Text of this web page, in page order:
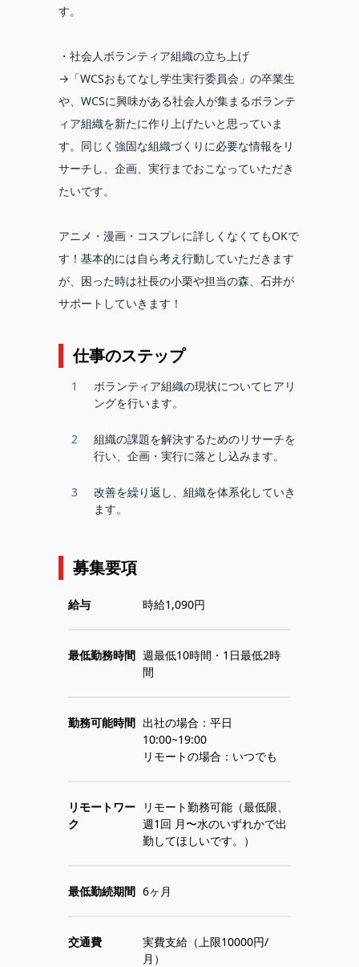
す。
・社会人ボランティア組織の立ち上げ
→「WCSおもてなし学生実行委員会」の卒業生
や、WCSに興味がある社会人が集まるボランテ
ィア組織を新たに作り上げたいと思っていま
す。同じく強固な組織づくりに必要な情報をリ
サーチし、企画、実行までおこなっていただき
たいです。
アニメ・漫画・コスプレに詳しくなくてもOKで
す！基本的には自ら考え行動していただきます
が、困った時は社長の小栗や担当の森、石井が
仕事のステップ
1
ボランティア組織の現状についてヒアリ
ングを行います。
2
組織の課題を解決するためのリサーチを
行い、企画・実行に落とし込みます。
3
改善を繰り返し、組織を体系化していき
ます。
募集要項
給与 時給1,090円
最低勤務時間 週最低10時間・1日最低2時
間
勤務可能時間 出社の場合：平日
10:00~19:00
リモートの場合：いつでも
リモートワー
ク
リモート勤務可能（最低限、
週1回 月〜水のいずれかで出
勤してほしいです。）
最低勤続期間 6ヶ月
交通費
実費支給（上限10000円/
月）